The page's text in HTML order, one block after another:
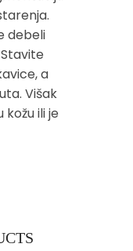
debeli
a
Višak
ili je